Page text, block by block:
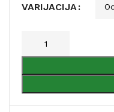
VARIJACIJA